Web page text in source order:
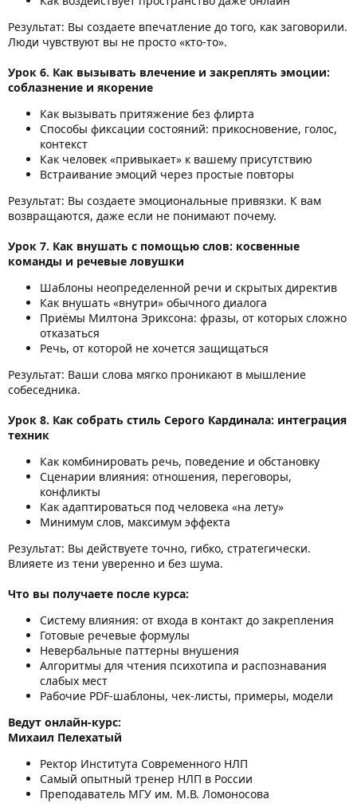
Результат: Вы создаете впечатление до того, как заговорили.
Люди чувствуют вы не просто «кто-то».
Урок 6. Как вызывать влечение и закреплять эмоции:
соблазнение и якорение
Как вызывать притяжение без флирта
Способы фиксации состояний: прикосновение, голос,
контекст
Как человек «привыкает» к вашему присутствию
Встраивание эмоций через простые повторы
Результат: Вы создаете эмоциональные привязки. К вам
возвращаются, даже если не понимают почему.
Урок 7. Как внушать с помощью слов: косвенные
команды и речевые ловушки
Шаблоны неопределенной речи и скрытых директив
Как внушать «внутри» обычного диалога
Приёмы Милтона Эриксона: фразы, от которых сложно
отказаться
Речь, от которой не хочется защищаться
Результат: Ваши слова мягко проникают в мышление
собеседника.
Урок 8. Как собрать стиль Серого Кардинала: интеграция
техник
Как комбинировать речь, поведение и обстановку
Сценарии влияния: отношения, переговоры,
конфликты
Как адаптироваться под человека «на лету»
Минимум слов, максимум эффекта
Результат: Вы действуете точно, гибко, стратегически.
Влияете из тени уверенно и без шума.
Что вы получаете после курса:
Систему влияния: от входа в контакт до закрепления
Готовые речевые формулы
Невербальные паттерны внушения
Алгоритмы для чтения психотипа и распознавания
слабых мест
Рабочие PDF-шаблоны, чек-листы, примеры, модели
Ведут онлайн-курс:
Михаил Пелехатый
Ректор Института Современного НЛП
Самый опытный тренер НЛП в России
Преподаватель МГУ им. М.В. Ломоносова